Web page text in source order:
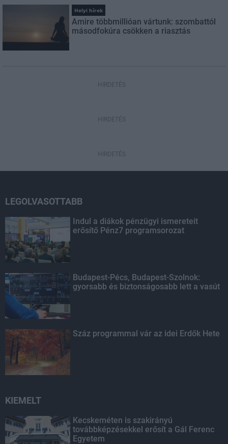
Helyi hírek
Amire többmillióan vártunk: szombattól
másodfokúra csökken a riasztás
HIRDETÉS
HIRDETÉS
HIRDETÉS
LEGOLVASOTTABB
Indul a diákok pénzügyi ismereteit
erősítő Pénz7 programsorozat
Budapest-Pécs, Budapest-Szolnok:
gyorsabb és biztonságosabb lett a vasút
Száz programmal vár az idei Erdők Hete
KIEMELT
Kecskeméten is szakirányú
továbbképzésekkel erősít a Gál Ferenc
Egyetem